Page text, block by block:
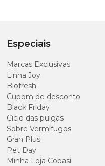
Especiais
Marcas Exclusivas
Linha Joy
Biofresh
Cupom de desconto
Black Friday
Ciclo das pulgas
Sobre Vermífugos
Gran Plus
Pet Day
Minha Loja Cobasi